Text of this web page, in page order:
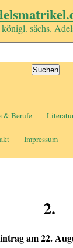
sächs.
& Berufe
Impressum
2.
am 22.